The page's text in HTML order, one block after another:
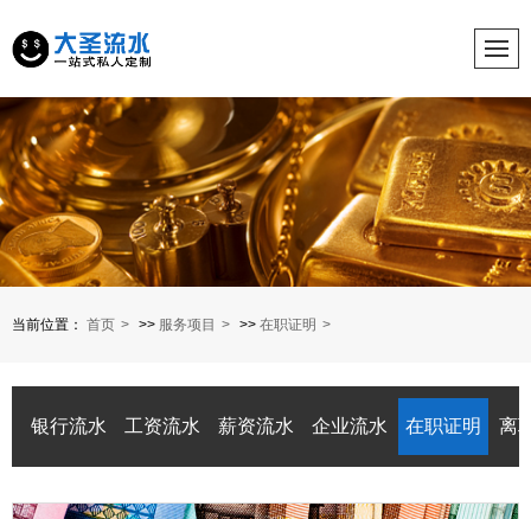
当前位置： 首页 >> 服务项目 >> 在职证明
银行流水 工资流水 薪资流水 企业流水 在职证明 离